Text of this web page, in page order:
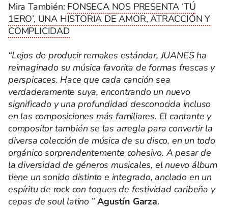
Mira También: FONSECA NOS PRESENTA ‘TÚ
1ERO’, UNA HISTORIA DE AMOR, ATRACCIÓN Y
COMPLICIDAD
“Lejos de producir remakes estándar, JUANES ha
reimaginado su música favorita de formas frescas y
perspicaces. Hace que cada canción sea
verdaderamente suya, encontrando un nuevo
significado y una profundidad desconocida incluso
en las composiciones más familiares. El cantante y
compositor también se las arregla para convertir la
diversa colección de música de su disco, en un todo
orgánico sorprendentemente cohesivo. A pesar de
la diversidad de géneros musicales, el nuevo álbum
tiene un sonido distinto e integrado, anclado en un
espíritu de rock con toques de festividad caribeña y
cepas de soul latino ”Agustín Garza.